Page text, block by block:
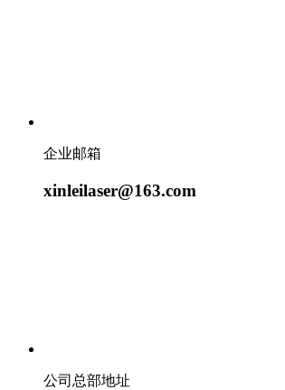
企业邮箱
xinleilaser@163.com
公司总部地址